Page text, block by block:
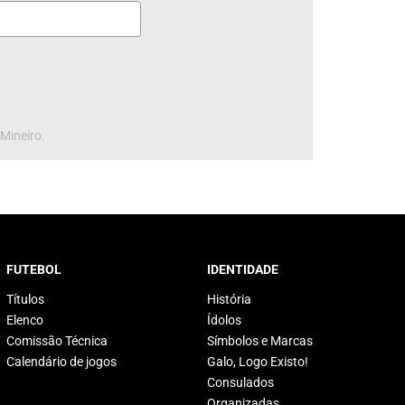
FUTEBOL
Títulos
Elenco
Comissão Técnica
Calendário de jogos
IDENTIDADE
História
Ídolos
Símbolos e Marcas
Galo, Logo Existo!
Consulados